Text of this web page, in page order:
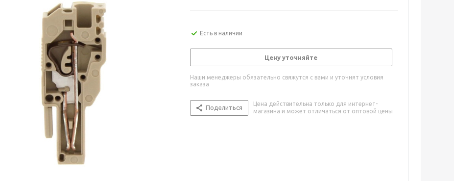
Есть в наличии
Цену уточняйте
Наши менеджеры обязательно свяжутся с вами и уточнят условия
заказа
Поделиться
Цена действительна только для интернет-
магазина и может отличаться от оптовой цены